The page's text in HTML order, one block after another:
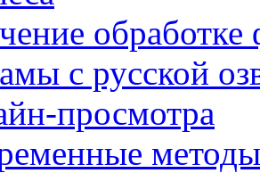
с русской
просмотра